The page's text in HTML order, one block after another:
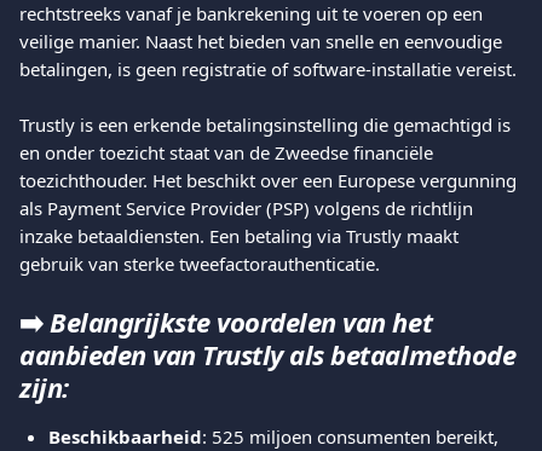
rechtstreeks vanaf je bankrekening uit te voeren op een
veilige manier. Naast het bieden van snelle en eenvoudige
betalingen, is geen registratie of software-installatie vereist.
Trustly is een erkende betalingsinstelling die gemachtigd is
en onder toezicht staat van de Zweedse financiële
toezichthouder. Het beschikt over een Europese vergunning
als Payment Service Provider (PSP) volgens de richtlijn
inzake betaaldiensten. Een betaling via Trustly maakt
gebruik van sterke tweefactorauthenticatie.
➡️ Belangrijkste voordelen van het
aanbieden van Trustly als betaalmethode
zijn:
Beschikbaarheid: 525 miljoen consumenten bereikt,